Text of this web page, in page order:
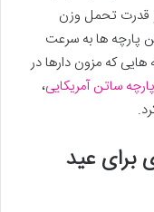
قدرت تحمل وزن
پارچه ها به سرعت
که مزون دارها در
پارچه ساتن آمریکایی،
برای عید